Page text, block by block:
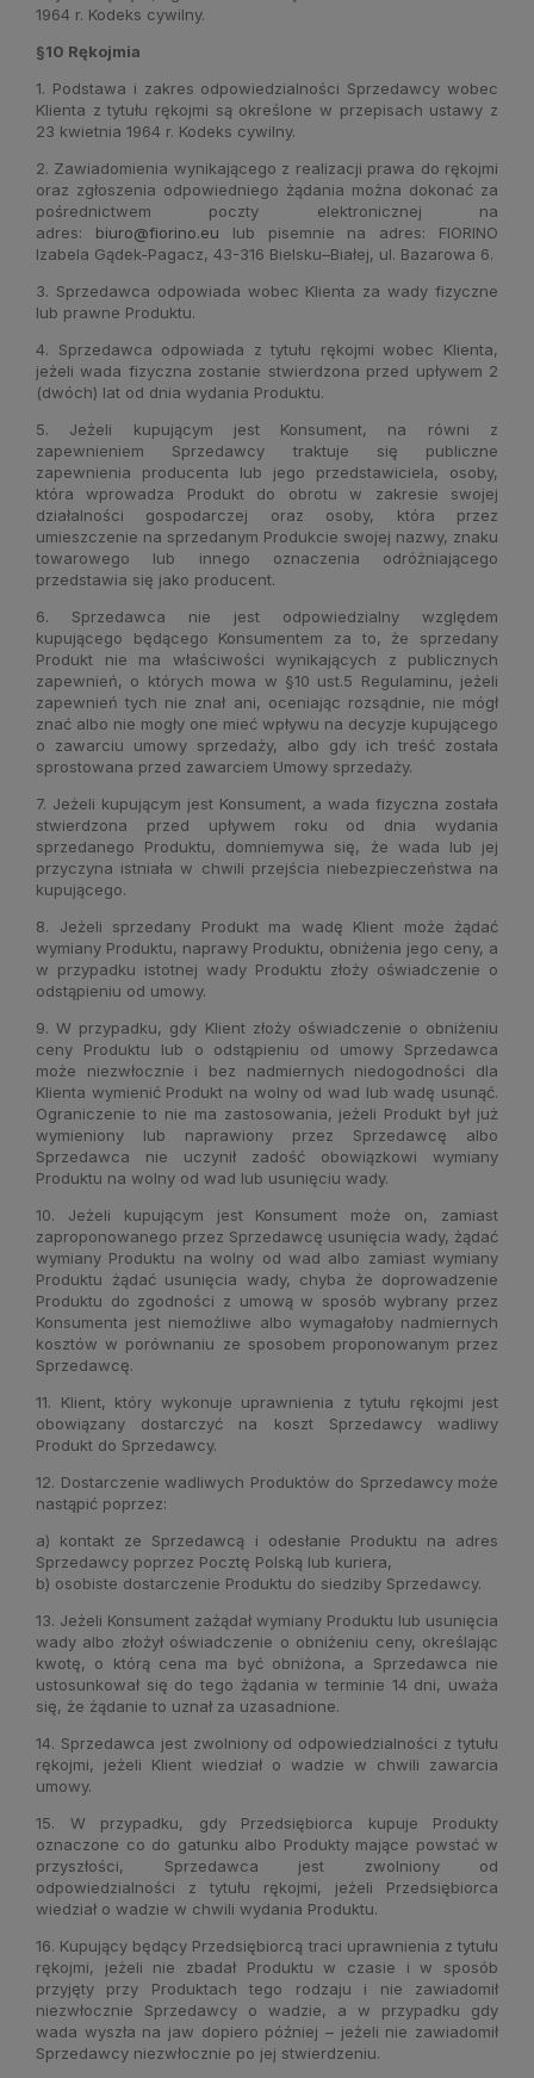
1964 r. Kodeks cywilny.
§10 Rękojmia
1. Podstawa i zakres odpowiedzialności Sprzedawcy wobec
Klienta z tytułu rękojmi są określone w przepisach ustawy z
23 kwietnia 1964 r. Kodeks cywilny.
2. Zawiadomienia wynikającego z realizacji prawa do rękojmi
oraz zgłoszenia odpowiedniego żądania można dokonać za
pośrednictwem poczty elektronicznej na
adres: biuro@fiorino.eu lub pisemnie na adres: FIORINO
Izabela Gądek-Pagacz, 43-316 Bielsku–Białej, ul. Bazarowa 6.
3. Sprzedawca odpowiada wobec Klienta za wady fizyczne
lub prawne Produktu.
4. Sprzedawca odpowiada z tytułu rękojmi wobec Klienta,
jeżeli wada fizyczna zostanie stwierdzona przed upływem 2
(dwóch) lat od dnia wydania Produktu.
5. Jeżeli kupującym jest Konsument, na równi z
zapewnieniem Sprzedawcy traktuje się publiczne
zapewnienia producenta lub jego przedstawiciela, osoby,
która wprowadza Produkt do obrotu w zakresie swojej
działalności gospodarczej oraz osoby, która przez
umieszczenie na sprzedanym Produkcie swojej nazwy, znaku
towarowego lub innego oznaczenia odróżniającego
przedstawia się jako producent.
6. Sprzedawca nie jest odpowiedzialny względem
kupującego będącego Konsumentem za to, że sprzedany
Produkt nie ma właściwości wynikających z publicznych
zapewnień, o których mowa w §10 ust.5 Regulaminu, jeżeli
zapewnień tych nie znał ani, oceniając rozsądnie, nie mógł
znać albo nie mogły one mieć wpływu na decyzje kupującego
o zawarciu umowy sprzedaży, albo gdy ich treść została
sprostowana przed zawarciem Umowy sprzedaży.
7. Jeżeli kupującym jest Konsument, a wada fizyczna została
stwierdzona przed upływem roku od dnia wydania
sprzedanego Produktu, domniemywa się, że wada lub jej
przyczyna istniała w chwili przejścia niebezpieczeństwa na
kupującego.
8. Jeżeli sprzedany Produkt ma wadę Klient może żądać
wymiany Produktu, naprawy Produktu, obniżenia jego ceny, a
w przypadku istotnej wady Produktu złoży oświadczenie o
odstąpieniu od umowy.
9. W przypadku, gdy Klient złoży oświadczenie o obniżeniu
ceny Produktu lub o odstąpieniu od umowy Sprzedawca
może niezwłocznie i bez nadmiernych niedogodności dla
Klienta wymienić Produkt na wolny od wad lub wadę usunąć.
Ograniczenie to nie ma zastosowania, jeżeli Produkt był już
wymieniony lub naprawiony przez Sprzedawcę albo
Sprzedawca nie uczynił zadość obowiązkowi wymiany
Produktu na wolny od wad lub usunięciu wady.
10. Jeżeli kupującym jest Konsument może on, zamiast
zaproponowanego przez Sprzedawcę usunięcia wady, żądać
wymiany Produktu na wolny od wad albo zamiast wymiany
Produktu żądać usunięcia wady, chyba że doprowadzenie
Produktu do zgodności z umową w sposób wybrany przez
Konsumenta jest niemożliwe albo wymagałoby nadmiernych
kosztów w porównaniu ze sposobem proponowanym przez
Sprzedawcę.
11. Klient, który wykonuje uprawnienia z tytułu rękojmi jest
obowiązany dostarczyć na koszt Sprzedawcy wadliwy
Produkt do Sprzedawcy.
12. Dostarczenie wadliwych Produktów do Sprzedawcy może
nastąpić poprzez:
a) kontakt ze Sprzedawcą i odesłanie Produktu na adres
Sprzedawcy poprzez Pocztę Polską lub kuriera,
b) osobiste dostarczenie Produktu do siedziby Sprzedawcy.
13. Jeżeli Konsument zażądał wymiany Produktu lub usunięcia
wady albo złożył oświadczenie o obniżeniu ceny, określając
kwotę, o którą cena ma być obniżona, a Sprzedawca nie
ustosunkował się do tego żądania w terminie 14 dni, uważa
się, że żądanie to uznał za uzasadnione.
14. Sprzedawca jest zwolniony od odpowiedzialności z tytułu
rękojmi, jeżeli Klient wiedział o wadzie w chwili zawarcia
umowy.
15. W przypadku, gdy Przedsiębiorca kupuje Produkty
oznaczone co do gatunku albo Produkty mające powstać w
przyszłości, Sprzedawca jest zwolniony od
odpowiedzialności z tytułu rękojmi, jeżeli Przedsiębiorca
wiedział o wadzie w chwili wydania Produktu.
16. Kupujący będący Przedsiębiorcą traci uprawnienia z tytułu
rękojmi, jeżeli nie zbadał Produktu w czasie i w sposób
przyjęty przy Produktach tego rodzaju i nie zawiadomił
niezwłocznie Sprzedawcy o wadzie, a w przypadku gdy
wada wyszła na jaw dopiero później – jeżeli nie zawiadomił
Sprzedawcy niezwłocznie po jej stwierdzeniu.